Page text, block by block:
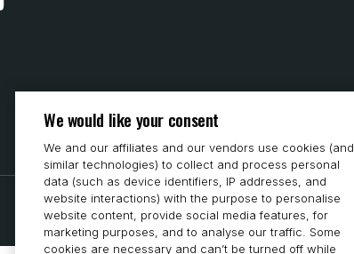
We would like your consent
We and our affiliates and our vendors use cookies (and
similar technologies) to collect and process personal
data (such as device identifiers, IP addresses, and
website interactions) with the purpose to personalise
website content, provide social media features, for
marketing purposes, and to analyse our traffic. Some
cookies are necessary and can’t be turned off while